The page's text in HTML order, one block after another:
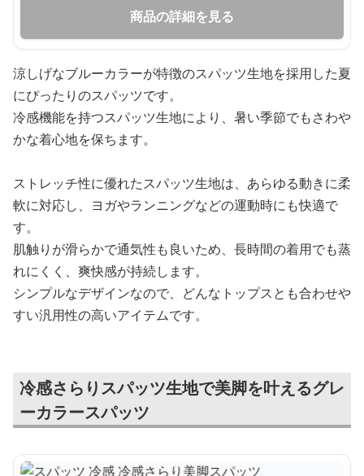
商品の詳細を見る
涼しげなブルーカラーが特徴のスパッツ生地を採用した夏
にぴったりのスパッツです。
冷感機能を持つスパッツ生地により、暑い季節でもさわや
かな着心地を保ちます。
ストレッチ性に優れたスパッツ生地は、あらゆる動きに柔
軟に対応し、ヨガやランニングなどの運動時にも快適で
す。
肌触りが滑らかで通気性も良いため、長時間の着用でも蒸
れにくく、爽快感が持続します。
シンプルなデザインなので、どんなトップスとも合わせや
すい汎用性の高いアイテムです。
冷感さらりスパッツ生地で美脚を叶えるグレ
ーカラースパッツ